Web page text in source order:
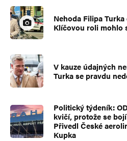
Nehoda Filipa
Klíčovou roli mohlo
V kauze údajných
Turka se pravdu
Politický týdeník:
kvičí, protože se
Přivedl České
Kupka